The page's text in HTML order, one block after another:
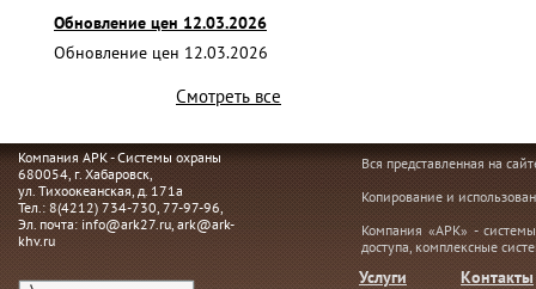
Обновление цен 12.03.2026
Обновление цен 12.03.2026
Смотреть все
Компания АРК - Системы охраны
680054, г. Хабаровск,
ул. Тихоокеанская, д. 171а
Тел.: 8(4212) 734-730, 77-97-96,
Эл. почта: info@ark27.ru, ark@ark-
khv.ru
Вся представленная на
Копирование и
Компания «АРК» -
доступа, комплексные
Услуги
Контакты